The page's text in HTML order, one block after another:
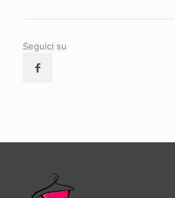
Seguici su